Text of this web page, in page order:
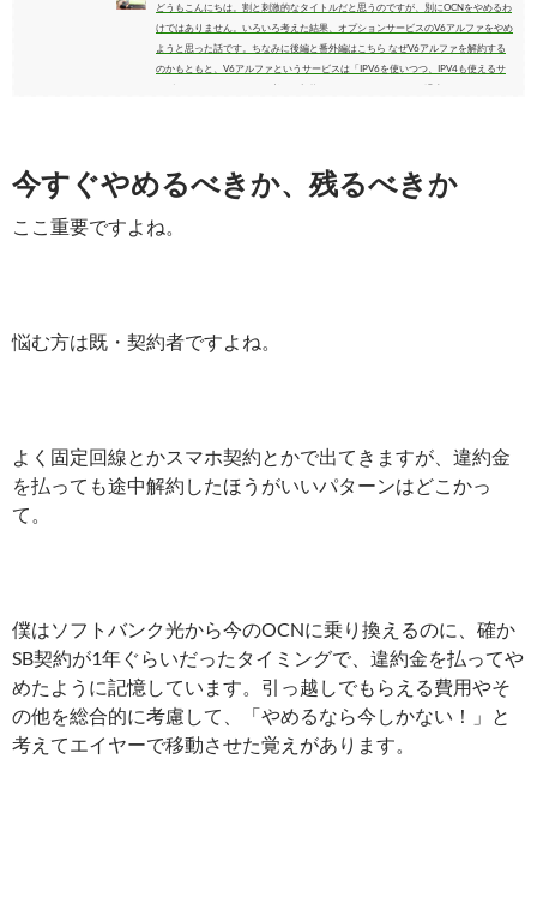
どうもこんにちは。割と刺激的なタイトルだと思うのですが、別にOCNをやめるわ
けではありません。いろいろ考えた結果、オプションサービスのV6アルファをやめ
ようと思った話です。ちなみに後編と番外編はこちら なぜV6アルファを解約する
のかもともと、V6アルファというサービスは「IPV6を使いつつ、IPV4も使えるサ
ービスはこれしかない」と考えて契約しました。こんなことも過去にはやってまし
今すぐやめるべきか、残るべきか
ここ重要ですよね。
悩む方は既・契約者ですよね。
よく固定回線とかスマホ契約とかで出てきますが、違約金
を払っても途中解約したほうがいいパターンはどこかっ
て。
僕はソフトバンク光から今のOCNに乗り換えるのに、確か
SB契約が1年ぐらいだったタイミングで、違約金を払ってや
めたように記憶しています。引っ越しでもらえる費用やそ
の他を総合的に考慮して、「やめるなら今しかない！」と
考えてエイヤーで移動させた覚えがあります。